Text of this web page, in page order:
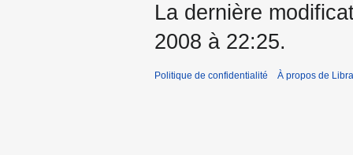
La dernière
2008 à 22:25.
Politique de confidentialité À propos de